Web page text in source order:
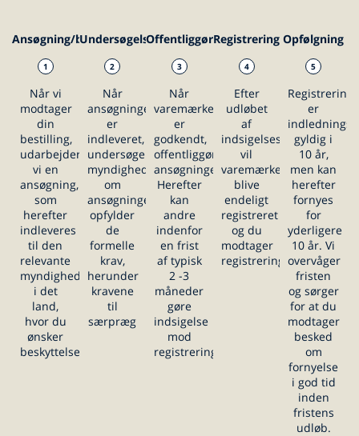
VAREMÆRKER
DESIGN
BESTIL
OM OS
Ansøgning/bestilling
1
Når vi
modtager
din
bestilling,
udarbejder
vi en
ansøgning,
som
herefter
indleveres
til den
relevante
myndighed
i det
land,
hvor du
ønsker
beskyttelse
Undersøgelse
2
Når
ansøgningen
er
indleveret,
undersøger
myndigheden
om
ansøgningen
opfylder
de
formelle
krav,
herunder
kravene
til
særpræg
Offentliggørelse
3
Når
varemærket
er
godkendt,
offentliggøres
ansøgningen.
Herefter
kan
andre
indenfor
en frist
af typisk
2 -3
måneder
gøre
indsigelse
mod
registreringen
Registrering
4
Efter
udløbet
af
indsigelsesperioden
vil
varemærket
blive
endeligt
registreret
og du
modtager
registreringsbeviset
Opfølgning
5
er
gyldig i
10 år,
men kan
herefter
fornyes
for
yderligere
10 år. Vi
overvåger
fristen
og sørger
for at du
modtager
besked
om
fornyelse
i god tid
inden
fristens
udløb.